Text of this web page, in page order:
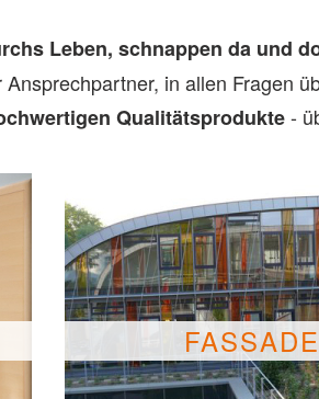
Leben, schnappen da und
in allen Fragen
Qualitätsprodukte-